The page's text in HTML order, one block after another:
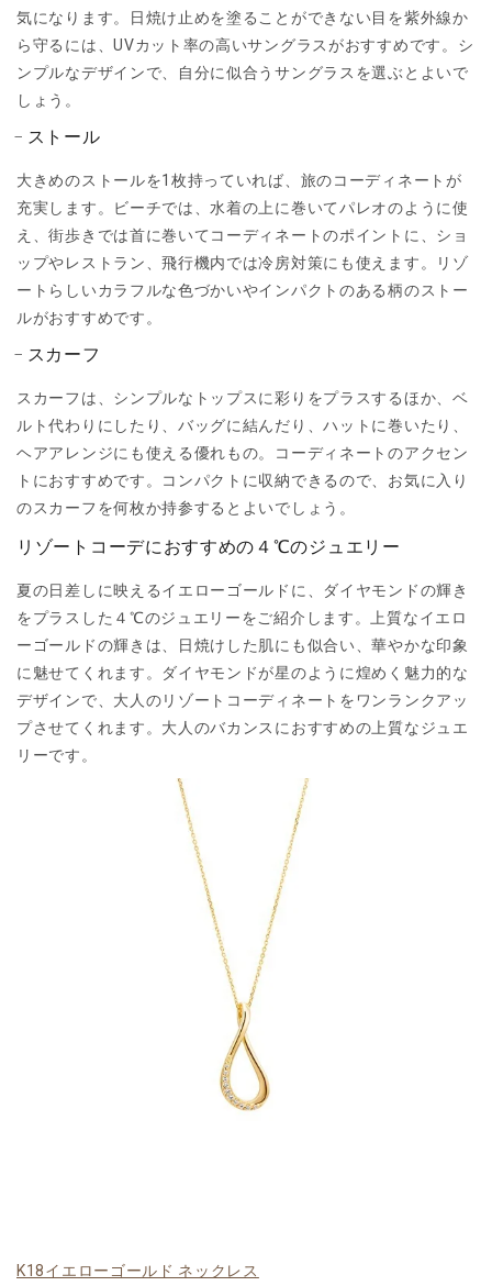
気になります。日焼け止めを塗ることができない目を紫外線か
ら守るには、UVカット率の高いサングラスがおすすめです。シ
ンプルなデザインで、自分に似合うサングラスを選ぶとよいで
しょう。
ストール
大きめのストールを1枚持っていれば、旅のコーディネートが
充実します。ビーチでは、水着の上に巻いてパレオのように使
え、街歩きでは首に巻いてコーディネートのポイントに、ショ
ップやレストラン、飛行機内では冷房対策にも使えます。リゾ
ートらしいカラフルな色づかいやインパクトのある柄のストー
ルがおすすめです。
スカーフ
スカーフは、シンプルなトップスに彩りをプラスするほか、ベ
ルト代わりにしたり、バッグに結んだり、ハットに巻いたり、
ヘアアレンジにも使える優れもの。コーディネートのアクセン
トにおすすめです。コンパクトに収納できるので、お気に入り
のスカーフを何枚か持参するとよいでしょう。
リゾートコーデにおすすめの４℃のジュエリー
夏の日差しに映えるイエローゴールドに、ダイヤモンドの輝き
をプラスした４℃のジュエリーをご紹介します。上質なイエロ
ーゴールドの輝きは、日焼けした肌にも似合い、華やかな印象
に魅せてくれます。ダイヤモンドが星のように煌めく魅力的な
デザインで、大人のリゾートコーディネートをワンランクアッ
プさせてくれます。大人のバカンスにおすすめの上質なジュエ
リーです。
K18イエローゴールド ネックレス